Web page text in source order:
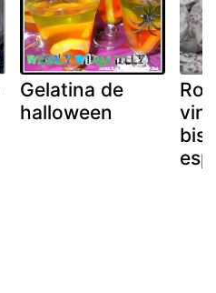
Gelatina de
halloween